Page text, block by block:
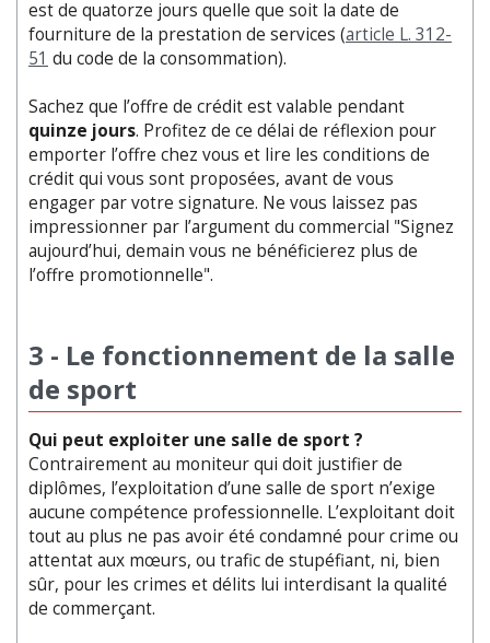
est de quatorze jours quelle que soit la date de
fourniture de la prestation de services (article L. 312-
51 du code de la consommation).
Sachez que l’offre de crédit est valable pendant
quinze jours. Profitez de ce délai de réflexion pour
emporter l’offre chez vous et lire les conditions de
crédit qui vous sont proposées, avant de vous
engager par votre signature. Ne vous laissez pas
impressionner par l’argument du commercial "Signez
aujourd’hui, demain vous ne bénéficierez plus de
l’offre promotionnelle".
3 - Le fonctionnement de la salle
de sport
Qui peut exploiter une salle de sport ?
Contrairement au moniteur qui doit justifier de
diplômes, l’exploitation d’une salle de sport n’exige
aucune compétence professionnelle. L’exploitant doit
tout au plus ne pas avoir été condamné pour crime ou
attentat aux mœurs, ou trafic de stupéfiant, ni, bien
sûr, pour les crimes et délits lui interdisant la qualité
de commerçant.